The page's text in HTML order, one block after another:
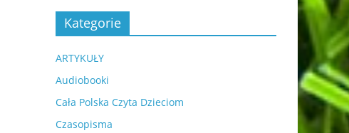
Kategorie
ARTYKUŁY
Audiobooki
Cała Polska Czyta Dzieciom
Czasopisma